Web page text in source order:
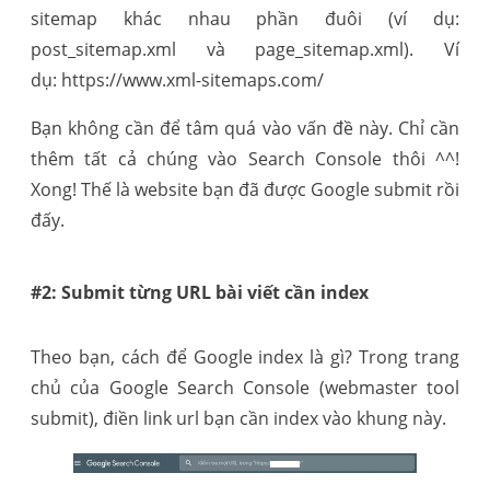
sitemap khác nhau phần đuôi (ví dụ:
post_sitemap.xml và page_sitemap.xml). Ví
dụ: https://www.xml-sitemaps.com/
Bạn không cần để tâm quá vào vấn đề này. Chỉ cần
thêm tất cả chúng vào Search Console thôi ^^!
Xong! Thế là website bạn đã được Google submit rồi
đấy.
#2: Submit từng URL bài viết cần index
Theo bạn, cách để Google index là gì? Trong trang
chủ của Google Search Console (webmaster tool
submit), điền link url bạn cần index vào khung này.